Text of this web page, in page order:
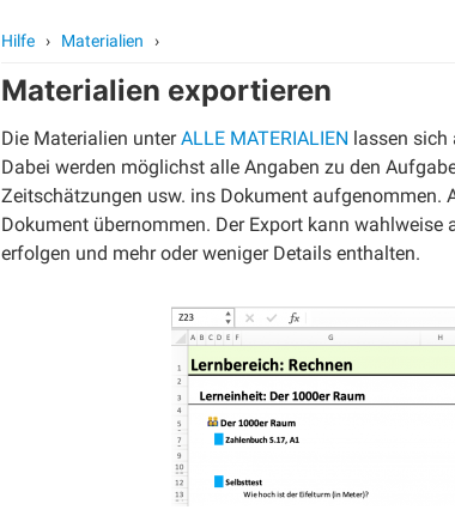
Hilfe › Materialien ›
Materialien exportieren
Die Materialien unterALLE MATERIALIEN lassen sich
Dabei werden möglichst alle Angaben zu den
Zeitschätzungen usw. ins Dokument aufgenommen.
Dokument übernommen. Der Export kann wahlweise
erfolgen und mehr oder weniger Details enthalten.